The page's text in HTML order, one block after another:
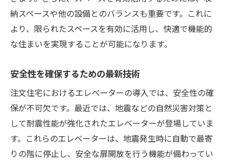
納スペースや他の設備とのバランスも重要です。これに
より、限られたスペースを有効に活用し、快適で機能的
な住まいを実現することが可能になります。
安全性を確保するための最新技術
注文住宅におけるエレベーターの導入では、安全性の確
保が不可欠です。最近では、地震などの自然災害対策と
して耐震性能が強化されたエレベーターが登場していま
す。これらのエレベーターは、地震発生時に自動で最寄
りの階に停止し、安全な扉開放を行う機能が備わってい